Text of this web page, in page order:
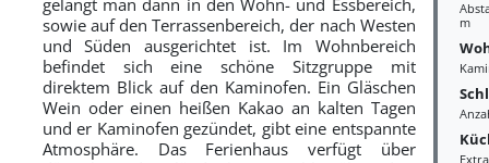
m
sowie auf den Terrassenbereich, der nach Westen
und Süden ausgerichtet ist. Im Wohnbereich
befindet sich eine schöne Sitzgruppe mit
direktem Blick auf den Kaminofen. Ein Gläschen
Wein oder einen heißen Kakao an kalten Tagen
und er Kaminofen gezündet, gibt eine entspannte
Atmosphäre. Das Ferienhaus verfügt über